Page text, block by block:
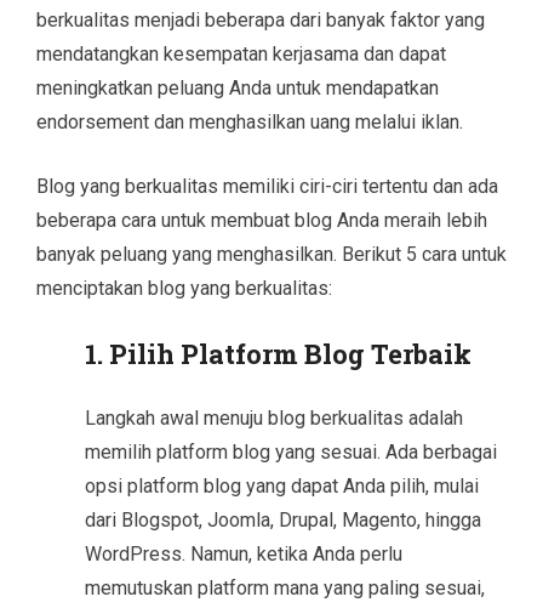
berkualitas menjadi beberapa dari banyak faktor yang
mendatangkan kesempatan kerjasama dan dapat
meningkatkan peluang Anda untuk mendapatkan
endorsement dan menghasilkan uang melalui iklan.
Blog yang berkualitas memiliki ciri-ciri tertentu dan ada
beberapa cara untuk membuat blog Anda meraih lebih
banyak peluang yang menghasilkan. Berikut 5 cara untuk
menciptakan blog yang berkualitas:
1. Pilih Platform Blog Terbaik
Langkah awal menuju blog berkualitas adalah
memilih platform blog yang sesuai. Ada berbagai
opsi platform blog yang dapat Anda pilih, mulai
dari Blogspot, Joomla, Drupal, Magento, hingga
WordPress. Namun, ketika Anda perlu
memutuskan platform mana yang paling sesuai,